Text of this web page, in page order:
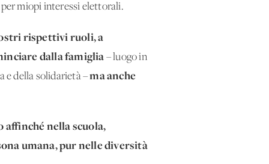
miopi interessi elettorali.
rispettivi ruoli, a
dalla famiglia – luogo in
e della solidarietà –ma anche
nella scuola,
umana, pur nelle diversità